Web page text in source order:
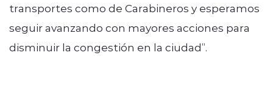
transportes como de Carabineros y esperamos
seguir avanzando con mayores acciones para
disminuir la congestión en la ciudad”.